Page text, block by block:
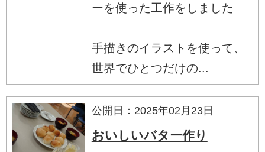
ーを使った工作をしました
手描きのイラストを使って、
世界でひとつだけの...
公開日：2025年02月23日
おいしいバター作り